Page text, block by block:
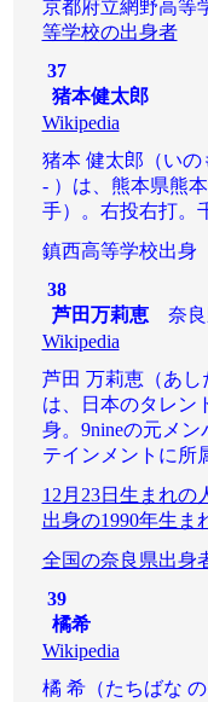
京都府立網野高
等学校の出身者
37
猪本健太郎
Wikipedia
猪本 健太郎（いの
- ）は、熊本県熊
手）。右投右打。
鎮西高等学校出
38
芦田万莉恵奈良
Wikipedia
芦田 万莉恵（あし
は、日本のタレン
身。9nineの元メ
テインメントに所
12月23日生まれの
出身の1990年生ま
全国の奈良県出身
39
橘希
Wikipedia
橘 希（たちばな